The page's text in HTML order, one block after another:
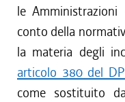
le Amministrazioni
conto della
la materia degli
articolo 380 del
come sostituito